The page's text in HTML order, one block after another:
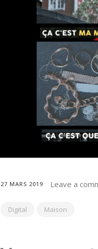
27 MARS 2019 Leave a
Digital Maison